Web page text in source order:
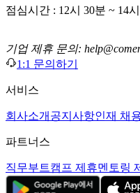
점심시간 : 12시 30분 ~ 14시
기업 제휴 문의:
1:1 문의하기
서비스
회사소개 공지사항인재 채
파트너스
직무부트캠프 제휴멘토링